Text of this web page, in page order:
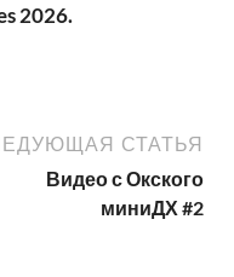
2026.
СТАТЬЯ
Видео с Окского
миниДХ #2